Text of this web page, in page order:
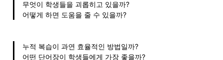
무엇이 학생들을 괴롭히고 있을까?
어떻게 하면 도움을 줄 수 있을까?
누적 복습이 과연 효율적인 방법일까?
어떤 단어장이 학생들에게 가장 좋을까?